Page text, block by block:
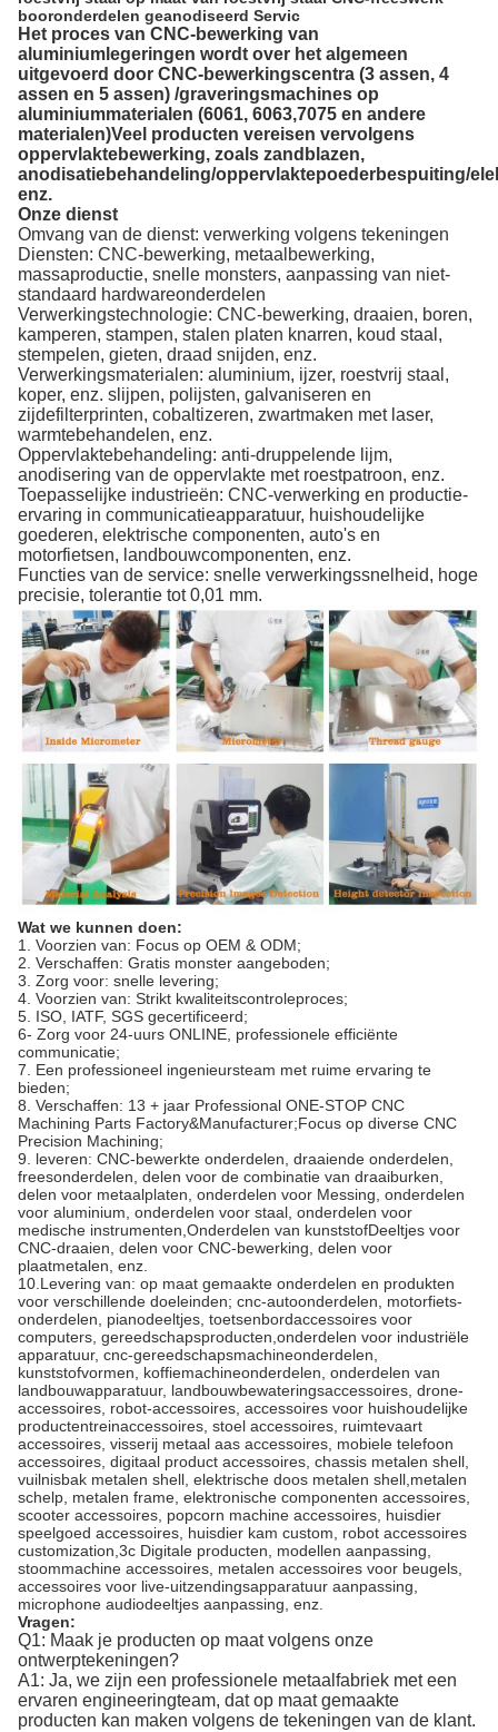
booronderdelen geanodiseerd Servic
Het proces van CNC-bewerking van
aluminiumlegeringen wordt over het algemeen
uitgevoerd door CNC-bewerkingscentra (3 assen, 4
assen en 5 assen) /graveringsmachines op
aluminiummaterialen (6061, 6063,7075 en andere
materialen)Veel producten vereisen vervolgens
oppervlaktebewerking, zoals zandblazen,
anodisatiebehandeling/oppervlaktepoederbespuiting/
enz.
Onze dienst
Omvang van de dienst: verwerking volgens tekeningen
Diensten: CNC-bewerking, metaalbewerking,
massaproductie, snelle monsters, aanpassing van niet-
standaard hardwareonderdelen
Verwerkingstechnologie: CNC-bewerking, draaien, boren,
kamperen, stampen, stalen platen knarren, koud staal,
stempelen, gieten, draad snijden, enz.
Verwerkingsmaterialen: aluminium, ijzer, roestvrij staal,
koper, enz. slijpen, polijsten, galvaniseren en
zijdefilterprinten, cobaltizeren, zwartmaken met laser,
warmtebehandelen, enz.
Oppervlaktebehandeling: anti-druppelende lijm,
anodisering van de oppervlakte met roestpatroon, enz.
Toepasselijke industrieën: CNC-verwerking en productie-
ervaring in communicatieapparatuur, huishoudelijke
goederen, elektrische componenten, auto's en
motorfietsen, landbouwcomponenten, enz.
Functies van de service: snelle verwerkingssnelheid, hoge
precisie, tolerantie tot 0,01 mm.
Wat we kunnen doen:
1. Voorzien van: Focus op OEM & ODM;
2. Verschaffen: Gratis monster aangeboden;
3. Zorg voor: snelle levering;
4. Voorzien van: Strikt kwaliteitscontroleproces;
5. ISO, IATF, SGS gecertificeerd;
6- Zorg voor 24-uurs ONLINE, professionele efficiënte
communicatie;
7. Een professioneel ingenieursteam met ruime ervaring te
bieden;
8. Verschaffen: 13 + jaar Professional ONE-STOP CNC
Machining Parts Factory&Manufacturer;Focus op diverse CNC
Precision Machining;
9. leveren: CNC-bewerkte onderdelen, draaiende onderdelen,
freesonderdelen, delen voor de combinatie van draaiburken,
delen voor metaalplaten, onderdelen voor Messing, onderdelen
voor aluminium, onderdelen voor staal, onderdelen voor
medische instrumenten,Onderdelen van kunststofDeeltjes voor
CNC-draaien, delen voor CNC-bewerking, delen voor
plaatmetalen, enz.
10.Levering van: op maat gemaakte onderdelen en produkten
voor verschillende doeleinden; cnc-auto­onderdelen, motorfiets­
onderdelen, pianodeeltjes, toetsenbord­accessoires voor
computers, gereedschaps­producten,onderdelen voor industriële
apparatuur, cnc-gereedschapsmachineonderdelen,
kunststofvormen, koffiemachineonderdelen, onderdelen van
landbouwapparatuur, landbouwbewateringsaccessoires, drone-
accessoires, robot-accessoires, accessoires voor huishoudelijke
productentreinaccessoires, stoel accessoires, ruimtevaart
accessoires, visserij metaal aas accessoires, mobiele telefoon
accessoires, digitaal product accessoires, chassis metalen shell,
vuilnisbak metalen shell, elektrische doos metalen shell,metalen
schelp, metalen frame, elektronische componenten accessoires,
scooter accessoires, popcorn machine accessoires, huisdier
speelgoed accessoires, huisdier kam custom, robot accessoires
customization,3c Digitale producten, modellen aanpassing,
stoommachine accessoires, metalen accessoires voor beugels,
accessoires voor live-uitzendingsapparatuur aanpassing,
microphone audiodeeltjes aanpassing, enz.
Vragen:
Q1: Maak je producten op maat volgens onze
ontwerptekeningen?
A1: Ja, we zijn een professionele metaalfabriek met een
ervaren engineeringteam, dat op maat gemaakte
producten kan maken volgens de tekeningen van de klant.